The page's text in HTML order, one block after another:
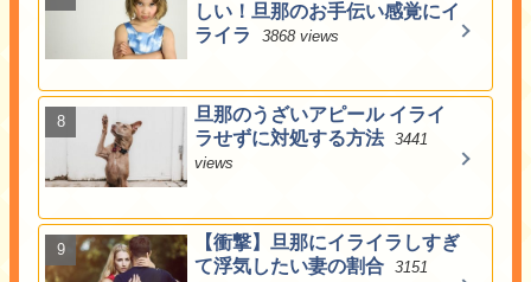
しい！旦那のお手伝い感覚にイ
ライラ
3868 views
旦那のうざいアピール イライ
ラせずに対処する方法 3441
views
【衝撃】旦那にイライラしすぎ
て浮気したい妻の割合 3151